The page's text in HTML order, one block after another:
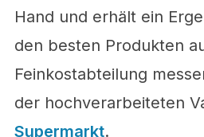
Hand und erhält ein
den besten Produkten
Feinkostabteilung
der hochverarbeiteten
Supermarkt.